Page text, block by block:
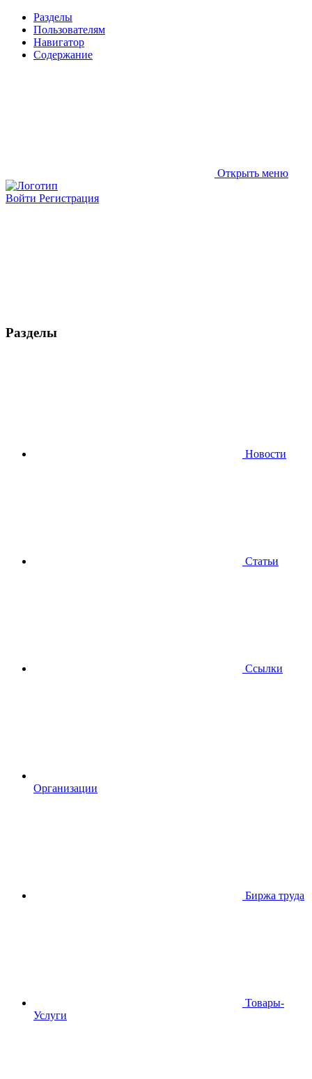
Разделы
Пользователям
Навигатор
Содержание
Открыть меню
Войти Регистрация
Разделы
Новости
Статьи
Ссылки
Организации
Биржа труда
Товары-
Услуги